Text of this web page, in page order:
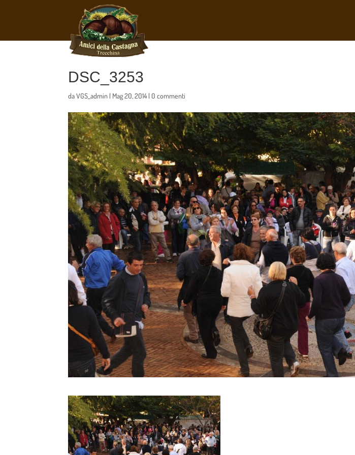
DSC_3253
daVGS_admin | Mag 20, 2014 |0 commenti